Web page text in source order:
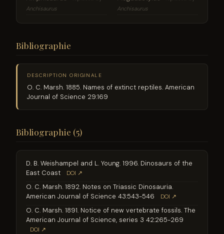
Anchisaurus
Anchisaurus
Bibliographie
DESCRIPTION ORIGINALE
O. C. Marsh. 1885. Names of extinct reptiles. American
Journal of Science 29:169
Bibliographie (5)
D. B. Weishampel and L. Young. 1996. Dinosaurs of the
East Coast
DOI ↗
O. C. Marsh. 1892. Notes on Triassic Dinosauria.
American Journal of Science 43:543-546
DOI ↗
O. C. Marsh. 1891. Notice of new vertebrate fossils. The
American Journal of Science, series 3 42:265-269
DOI ↗